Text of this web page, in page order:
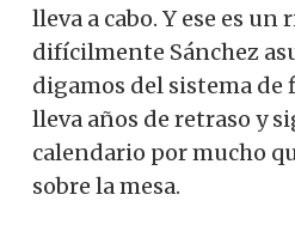
lleva a cabo. Y ese es un
difícilmente Sánchez
digamos del sistema de
lleva años de retraso y
calendario por mucho
sobre la mesa.